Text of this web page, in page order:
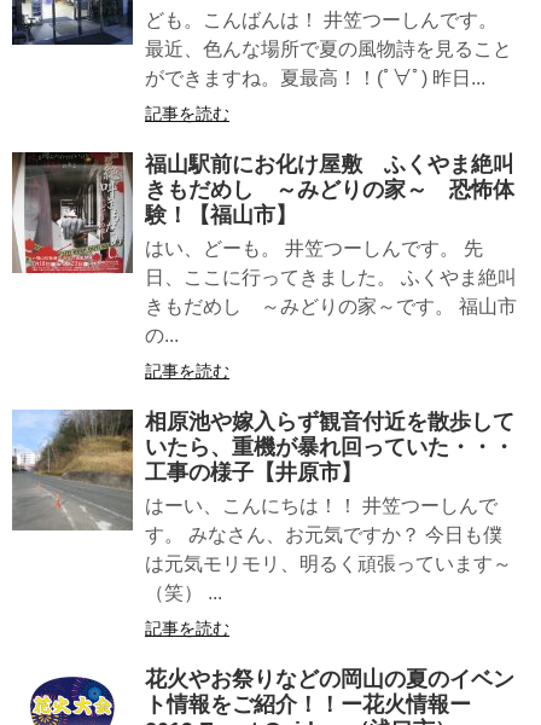
ども。こんばんは！ 井笠つーしんです。
最近、色んな場所で夏の風物詩を見ること
ができますね。夏最高！！(ﾟ∀ﾟ) 昨日...
記事を読む
福山駅前にお化け屋敷 ふくやま絶叫
きもだめし ～みどりの家～ 恐怖体
験！【福山市】
はい、どーも。 井笠つーしんです。 先
日、ここに行ってきました。 ふくやま絶叫
きもだめし ～みどりの家～です。 福山市
の...
記事を読む
相原池や嫁入らず観音付近を散歩して
いたら、重機が暴れ回っていた・・・
工事の様子【井原市】
はーい、こんにちは！！ 井笠つーしんで
す。 みなさん、お元気ですか？ 今日も僕
は元気モリモリ、明るく頑張っています～
（笑） ...
記事を読む
花火やお祭りなどの岡山の夏のイベン
ト情報をご紹介！！ー花火情報ー